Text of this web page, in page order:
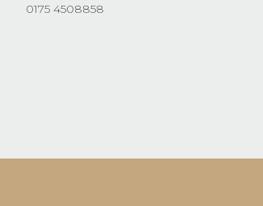
0175 4508858